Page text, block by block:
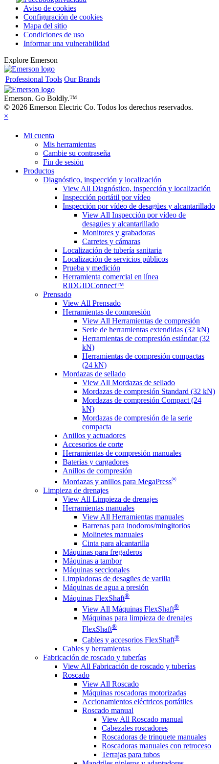
Aviso de cookies
Configuración de cookies
Mapa del sitio
Condiciones de uso
Informar una vulnerabilidad
Explore Emerson
Professional Tools Our Brands
Emerson. Go Boldly.™
© 2026 Emerson Electric Co. Todos los derechos reservados.
×
Mi cuenta
Mis herramientas
Cambie su contraseña
Fin de sesión
Productos
Diagnóstico, inspección y localización
View All Diagnóstico, inspección y localización
Inspección portátil por vídeo
Inspección por vídeo de desagües y alcantarillado
View All Inspección por vídeo de
desagües y alcantarillado
Monitores y grabadoras
Carretes y cámaras
Localización de tubería sanitaria
Localización de servicios públicos
Prueba y medición
Herramienta comercial en línea
RIDGIDConnect™
Prensado
View All Prensado
Herramientas de compresión
View All Herramientas de compresión
Serie de herramientas extendidas (32 kN)
Herramientas de compresión estándar (32
kN)
Herramientas de compresión compactas
(24 kN)
Mordazas de sellado
View All Mordazas de sellado
Mordazas de compresión Standard (32 kN)
Mordazas de compresión Compact (24
kN)
Mordazas de compresión de la serie
compacta
Anillos y actuadores
Accesorios de corte
Herramientas de compresión manuales
Baterías y cargadores
Anillos de compresión
Mordazas y anillos para MegaPress®
Limpieza de drenajes
View All Limpieza de drenajes
Herramientas manuales
View All Herramientas manuales
Barrenas para inodoros/mingitorios
Molinetes manuales
Cinta para alcantarilla
Máquinas para fregaderos
Máquinas a tambor
Máquinas seccionales
Limpiadoras de desagües de varilla
Máquinas de agua a presión
Máquinas FlexShaft®
View All Máquinas FlexShaft®
Máquinas para limpieza de drenajes
FlexShaft®
Cables y accesorios FlexShaft®
Cables y herramientas
Fabricación de roscado y tuberías
View All Fabricación de roscado y tuberías
Roscado
View All Roscado
Máquinas roscadoras motorizadas
Accionamientos eléctricos portátiles
Roscado manual
View All Roscado manual
Cabezales roscadores
Roscadoras de trinquete manuales
Roscadoras manuales con retroceso
Terrajas para tubos